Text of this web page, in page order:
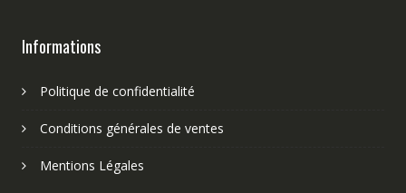
Informations
Politique de confidentialité
Conditions générales de ventes
Mentions Légales